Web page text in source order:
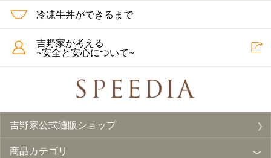
冷凍牛丼ができるまで
吉野家が考える
~安全と安心について~
吉野家公式通販ショップ
商品カテゴリ